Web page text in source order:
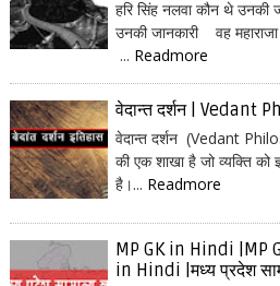
हरि सिंह नलवा कौन थे उनकी
उनकी जानकारी वह
... Readmore
वेदान्त दर्शन | Vedant
वेदान्त दर्शन (Vedant
की एक शाखा है जो व्यक्ति को
है।... Readmore
MP GK in Hindi |MP
in Hindi |मध्य प्रदेश